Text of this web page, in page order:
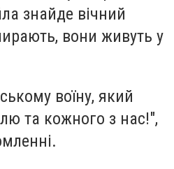
знайде вічний
вони живуть у
воїну, який
та кожного з нас!",